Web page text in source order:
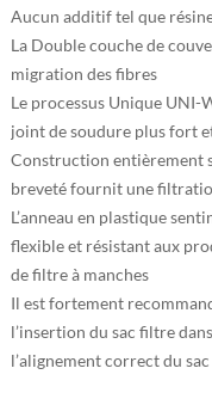
Aucun additif tel que
La Double couche de
migration des fibres
Le processus Unique
joint de soudure plus fort
Construction entièrement
breveté fournit une
L’anneau en plastique
flexible et résistant aux
de filtre à manches
Il est fortement
l’insertion du sac filtre
l’alignement correct du